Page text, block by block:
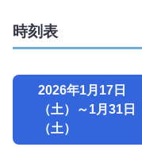
時刻表
2026年1月17日
（土）～1月31日
（土）